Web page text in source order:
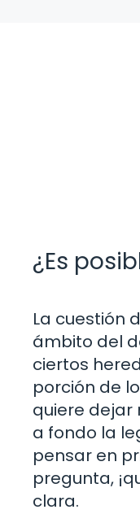
¿Es
La cuestión
ámbito del
ciertos
porción de
quiere dejar
a fondo la
pensar en
pregunta,
clara.